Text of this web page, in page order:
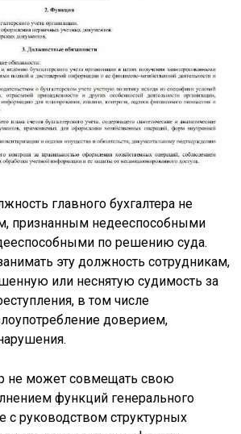
главного бухгалтера не
признанным недееспособными
по решению суда.
эту должность сотрудникам,
или неснятую судимость за
в том числе
доверием,
не может совмещать свою
функций генерального
с руководством структурных